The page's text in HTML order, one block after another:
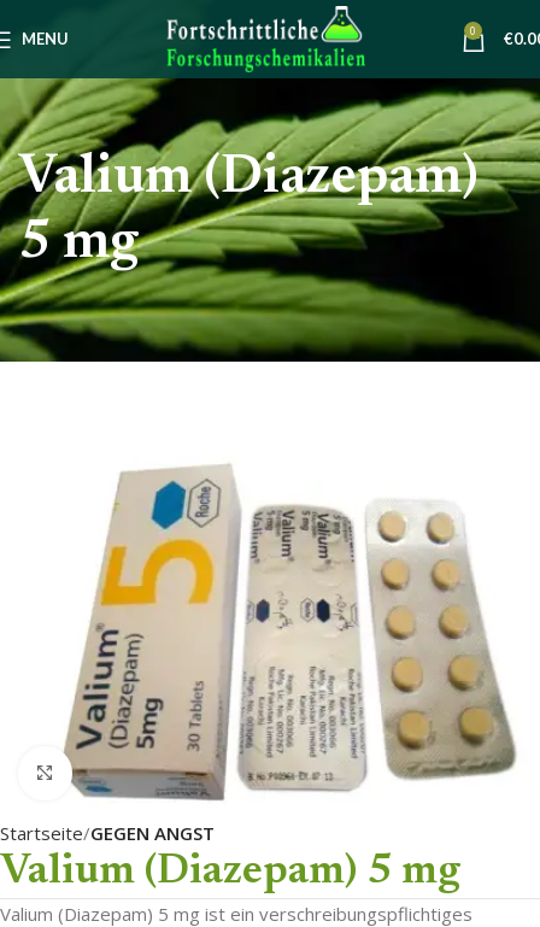
MENU 0 €
Valium (Diazepam)
5 mg
Click to enlarge
Startseite GEGEN ANGST
Valium (Diazepam) 5 mg
Valium (Diazepam) 5 mg ist ein verschreibungspflichtiges